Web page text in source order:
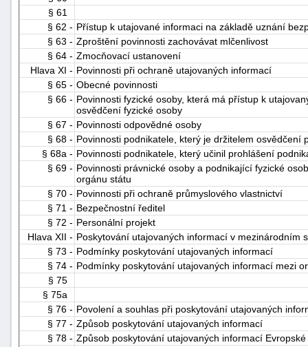
§ 61
§ 62 - Přístup k utajované informaci na základě uznání
§ 63 - Zproštění povinnosti zachovávat mlčenlivost
§ 64 - Zmocňovací ustanovení
Hlava XI - Povinnosti při ochraně utajovaných informací
§ 65 - Obecné povinnosti
§ 66 - Povinnosti fyzické osoby, která má přístup k
osvědčení fyzické osoby
§ 67 - Povinnosti odpovědné osoby
§ 68 - Povinnosti podnikatele, který je držitelem osvědčení
§ 68a - Povinnosti podnikatele, který učinil prohlášení
§ 69 - Povinnosti právnické osoby a podnikající fyzické
orgánu státu
§ 70 - Povinnosti při ochraně průmyslového vlastnictví
§ 71 - Bezpečnostní ředitel
§ 72 - Personální projekt
Hlava XII - Poskytování utajovaných informací v mezinárodním
§ 73 - Podmínky poskytování utajovaných informací
§ 74 - Podmínky poskytování utajovaných informací mezi
§ 75
§ 75a
§ 76 - Povolení a souhlas při poskytování utajovaných
§ 77 - Způsob poskytování utajovaných informací
§ 78 - Způsob poskytování utajovaných informací